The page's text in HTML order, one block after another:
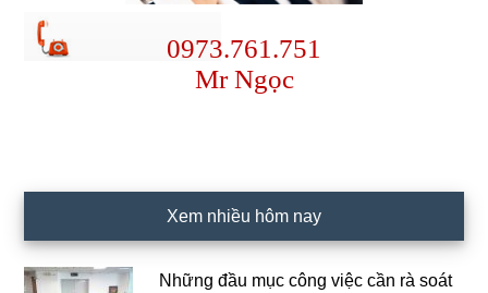
0973.761.751
Mr Ngọc
Xem nhiều hôm nay
Những đầu mục công việc cần rà soát